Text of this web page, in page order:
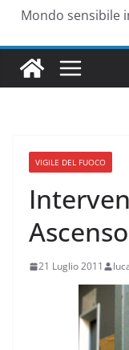
Mondo sensibile
VIGILE DEL FUOCO
21 Luglio 2011